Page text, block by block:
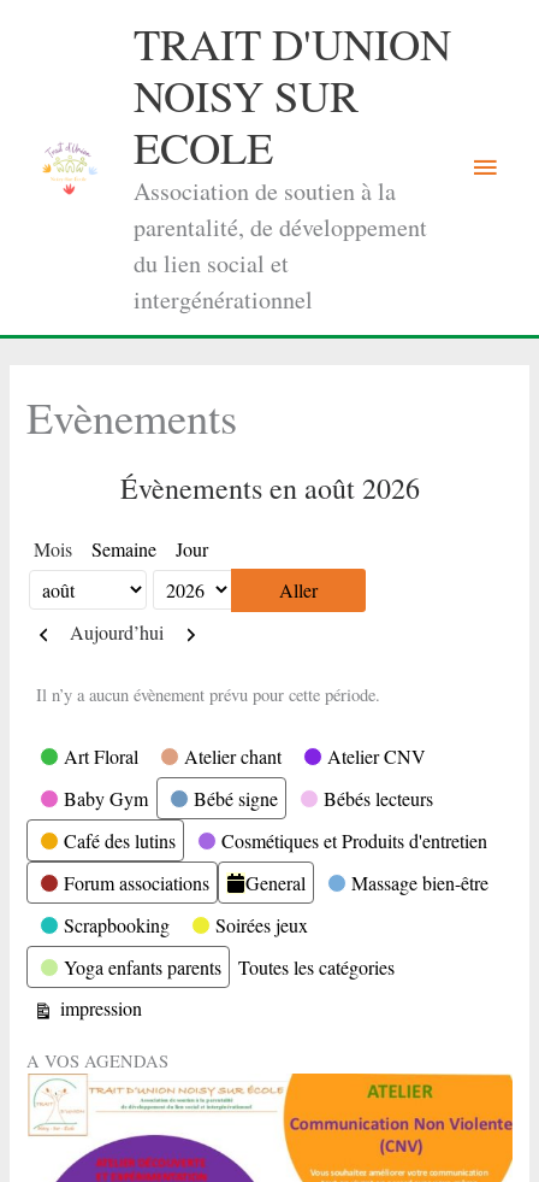
TRAIT D'UNION
NOISY SUR
ECOLE
Association de soutien à la
parentalité, de développement
du lien social et
intergénérationnel
Menu
Evènements
Évènements en août 2026
Mois Semaine Jour
Mois
Année
Précédent
Aujourd’hui Suivant
Il n’y a aucun évènement prévu pour cette période.
Catégories
Art Floral Atelier chant
Atelier CNV
Baby Gym
Bébé signe
Bébés lecteurs
Café des lutins
Cosmétiques et Produits d'entretien
Forum associations
General
Massage bien-être
Scrapbooking
Soirées jeux
Yoga enfants parents
Toutes les catégories
Vue
impression
A VOS AGENDAS